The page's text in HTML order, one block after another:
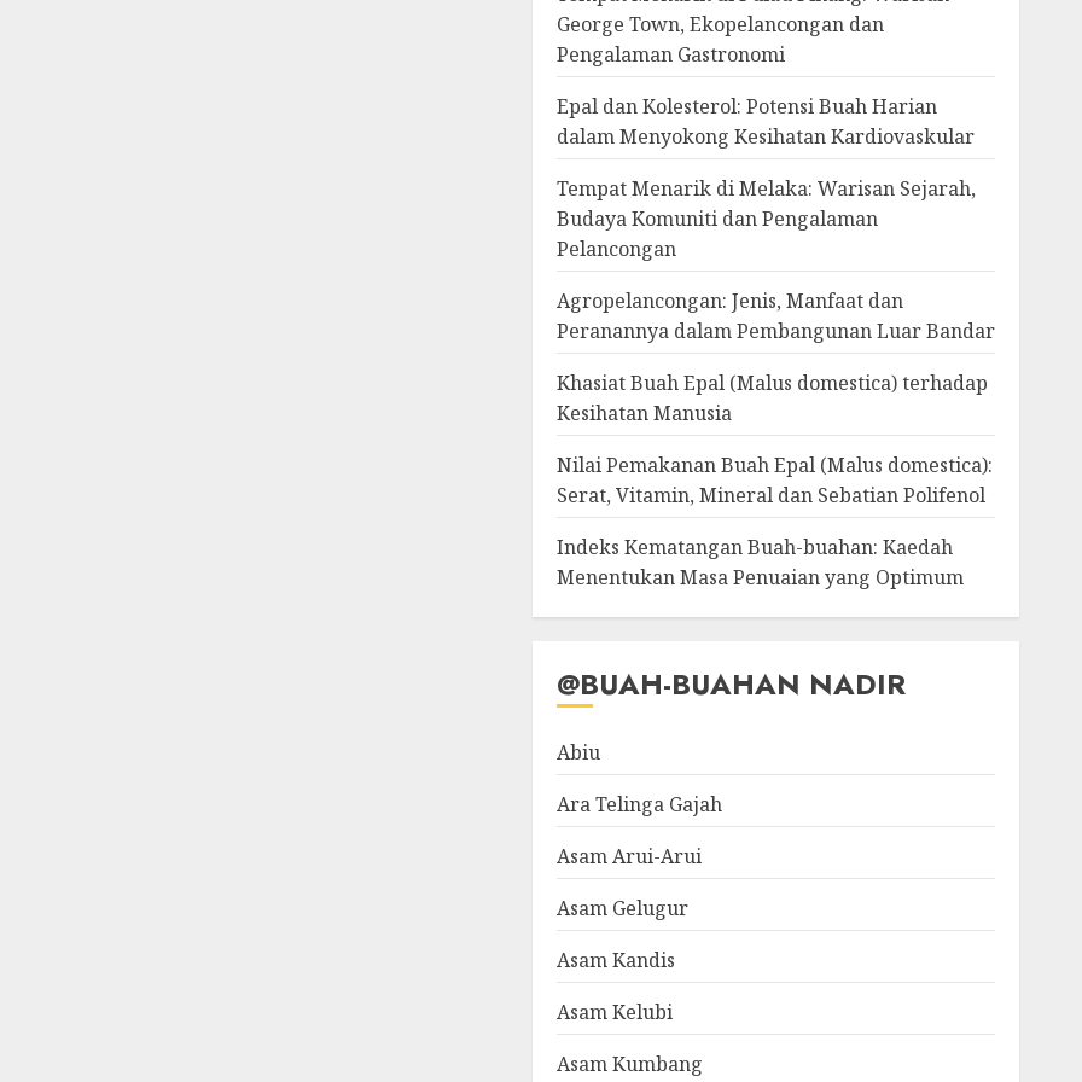
George Town, Ekopelancongan dan
Pengalaman Gastronomi
Epal dan Kolesterol: Potensi Buah Harian
dalam Menyokong Kesihatan Kardiovaskular
Tempat Menarik di Melaka: Warisan Sejarah,
Budaya Komuniti dan Pengalaman
Pelancongan
Agropelancongan: Jenis, Manfaat dan
Peranannya dalam Pembangunan Luar Bandar
Khasiat Buah Epal (Malus domestica) terhadap
Kesihatan Manusia
Nilai Pemakanan Buah Epal (Malus domestica):
Serat, Vitamin, Mineral dan Sebatian Polifenol
Indeks Kematangan Buah-buahan: Kaedah
Menentukan Masa Penuaian yang Optimum
@BUAH-BUAHAN NADIR
Abiu
Ara Telinga Gajah
Asam Arui-Arui
Asam Gelugur
Asam Kandis
Asam Kelubi
Asam Kumbang